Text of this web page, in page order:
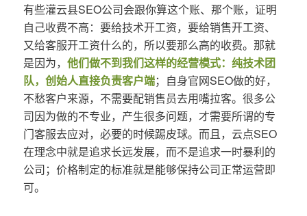
有些灌云县SEO公司会跟你算这个账、那个账，证明
自己收费不高：要给技术开工资，要给销售开工资、
又给客服开工资什么的，所以要那么高的收费。那就
是因为， 他们做不到我们这样的经营模式：纯技术团
队，创始人直接负责客户端；自身官网SEO做的好，
不愁客户来源，不需要配销售员去用嘴拉客。很多公
司因为做的不专业，产生很多问题，才需要所谓的专
门客服去应对，必要的时候踢皮球。而且，云点SEO
在理念中就是追求长远发展，而不是追求一时暴利的
公司；价格制定的标准就是能够保持公司正常运营即
可。